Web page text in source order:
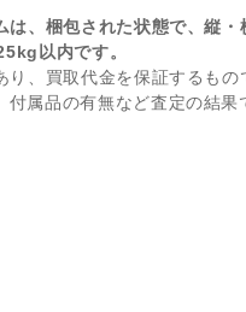
、梱包された状態で、縦・
以内です。
、買取代金を保証するもの
属品の有無など査定の結果